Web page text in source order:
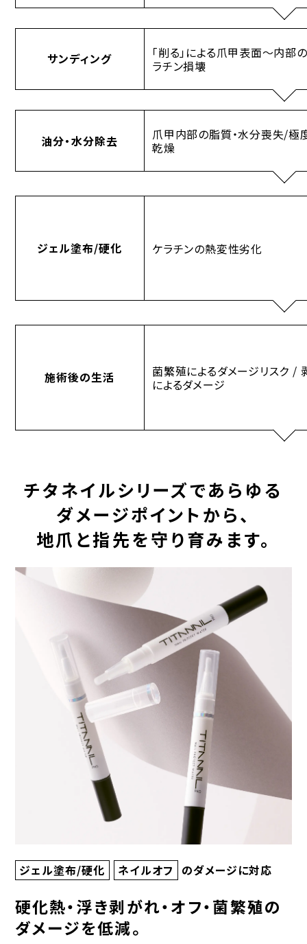
サンディング
「削る」による爪甲表面〜内部
ラチン損壊
油分・水分除去
爪甲内部の脂質・水分喪失/極
乾燥
ジェル塗布/硬化 ケラチンの熱変性劣化
施術後の生活
菌繁殖によるダメージリスク /
によるダメージ
チタネイルシリーズであらゆる
ダメージポイントから、
地爪と指先を守り育みます。
ジェル塗布/硬化 ネイルオフ のダメージに対応
硬化熱・浮き剥がれ・オフ・菌繁殖の
ダメージを低減。